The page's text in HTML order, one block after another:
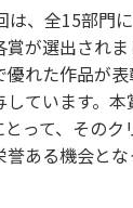
は、全15部門
が選出され
優れた作品が
しています。
って、その
ある機会とな